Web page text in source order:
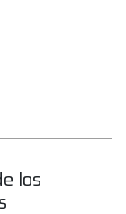
los